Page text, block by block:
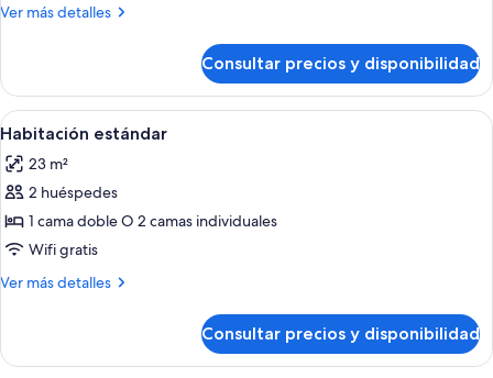
cama
Ver más detalles
Más
estándar
con
cama
Consultar precios y disponibilidad
Abrir
todas
las
fotos
de
Habitación
estándar
Una habitación de hotel moderna
8
Habitación estándar
23 m²
2 huéspedes
1 cama doble O 2 camas individuales
Wifi gratis
Ver más detalles
Más
estándar
Consultar precios y disponibilidad